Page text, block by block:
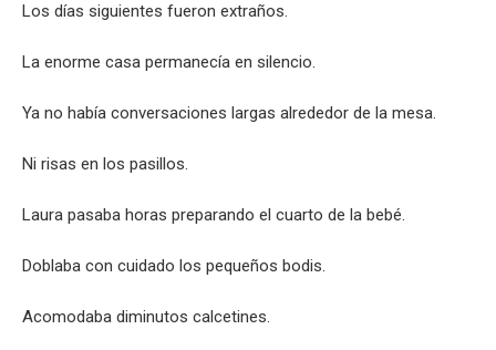
Los días siguientes fueron extraños.
La enorme casa permanecía en silencio.
Ya no había conversaciones largas alrededor de la mesa.
Ni risas en los pasillos.
Laura pasaba horas preparando el cuarto de la bebé.
Doblaba con cuidado los pequeños bodis.
Acomodaba diminutos calcetines.